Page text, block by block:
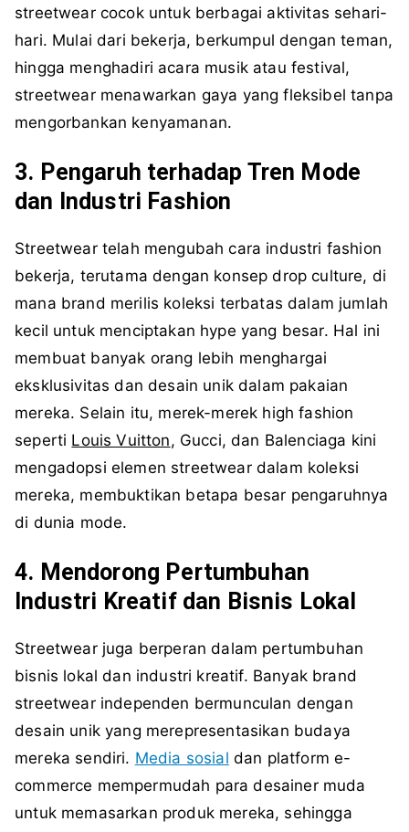
streetwear cocok untuk berbagai aktivitas sehari-
hari. Mulai dari bekerja, berkumpul dengan teman,
hingga menghadiri acara musik atau festival,
streetwear menawarkan gaya yang fleksibel tanpa
mengorbankan kenyamanan.
3. Pengaruh terhadap Tren Mode
dan Industri Fashion
Streetwear telah mengubah cara industri fashion
bekerja, terutama dengan konsep drop culture, di
mana brand merilis koleksi terbatas dalam jumlah
kecil untuk menciptakan hype yang besar. Hal ini
membuat banyak orang lebih menghargai
eksklusivitas dan desain unik dalam pakaian
mereka. Selain itu, merek-merek high fashion
seperti Louis Vuitton, Gucci, dan Balenciaga kini
mengadopsi elemen streetwear dalam koleksi
mereka, membuktikan betapa besar pengaruhnya
di dunia mode.
4. Mendorong Pertumbuhan
Industri Kreatif dan Bisnis Lokal
Streetwear juga berperan dalam pertumbuhan
bisnis lokal dan industri kreatif. Banyak brand
streetwear independen bermunculan dengan
desain unik yang merepresentasikan budaya
mereka sendiri. Media sosial dan platform e-
commerce mempermudah para desainer muda
untuk memasarkan produk mereka, sehingga